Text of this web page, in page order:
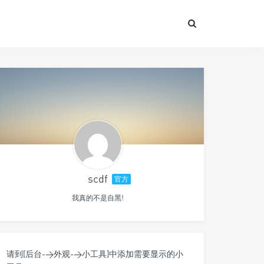
scdf 官方
我真的不是自黑!
请到[后台->外观->小工具]中添加需要显示的小